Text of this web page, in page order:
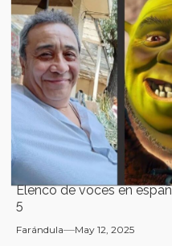
Elenco de voces en
5
Farándula May 12, 2025